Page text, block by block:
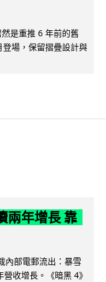
是重推 6 年前的舊
場，保留摺疊設計與
兩年增長 靠
內部電郵流出：暴雪
收增長。《暗黑 4》